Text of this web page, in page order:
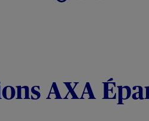
AXA